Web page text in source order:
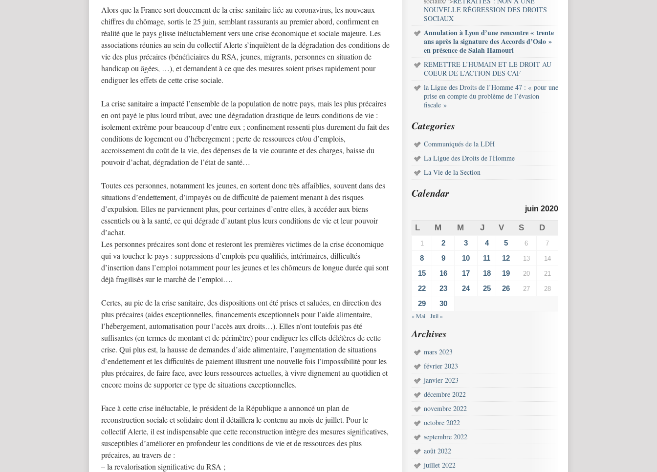
Alors que la France sort doucement de la crise sanitaire liée au coronavirus, les nouveaux
chiffres du chômage, sortis le 25 juin, semblant rassurants au premier abord, confirment en
réalité que le pays glisse inéluctablement vers une crise économique et sociale majeure. Les
associations réunies au sein du collectif Alerte s’inquiètent de la dégradation des conditions de
vie des plus précaires (bénéficiaires du RSA, jeunes, migrants, personnes en situation de
handicap ou âgées, …), et demandent à ce que des mesures soient prises rapidement pour
endiguer les effets de cette crise sociale.
La crise sanitaire a impacté l’ensemble de la population de notre pays, mais les plus précaires
en ont payé le plus lourd tribut, avec une dégradation drastique de leurs conditions de vie :
isolement extrême pour beaucoup d’entre eux ; confinement ressenti plus durement du fait des
conditions de logement ou d’hébergement ; perte de ressources et/ou d’emplois,
accroissement du coût de la vie, des dépenses de la vie courante et des charges, baisse du
pouvoir d’achat, dégradation de l’état de santé…
Toutes ces personnes, notamment les jeunes, en sortent donc très affaiblies, souvent dans des
situations d’endettement, d’impayés ou de difficulté de paiement menant à des risques
d’expulsion. Elles ne parviennent plus, pour certaines d’entre elles, à accéder aux biens
essentiels ou à la santé, ce qui dégrade d’autant plus leurs conditions de vie et leur pouvoir
d’achat.
Les personnes précaires sont donc et resteront les premières victimes de la crise économique
qui va toucher le pays : suppressions d’emplois peu qualifiés, intérimaires, difficultés
d’insertion dans l’emploi notamment pour les jeunes et les chômeurs de longue durée qui sont
déjà fragilisés sur le marché de l’emploi….
Certes, au pic de la crise sanitaire, des dispositions ont été prises et saluées, en direction des
plus précaires (aides exceptionnelles, financements exceptionnels pour l’aide alimentaire,
l’hébergement, automatisation pour l’accès aux droits…). Elles n’ont toutefois pas été
suffisantes (en termes de montant et de périmètre) pour endiguer les effets délétères de cette
crise. Qui plus est, la hausse de demandes d’aide alimentaire, l’augmentation de situations
d’endettement et les difficultés de paiement illustrent une nouvelle fois l’impossibilité pour les
plus précaires, de faire face, avec leurs ressources actuelles, à vivre dignement au quotidien et
encore moins de supporter ce type de situations exceptionnelles.
Face à cette crise inéluctable, le président de la République a annoncé un plan de
reconstruction sociale et solidaire dont il détaillera le contenu au mois de juillet. Pour le
collectif Alerte, il est indispensable que cette reconstruction intègre des mesures significatives,
susceptibles d’améliorer en profondeur les conditions de vie et de ressources des plus
précaires, au travers de :
– la revalorisation significative du RSA ;
NOUVELLE RÉGRESSION DES DROITS
SOCIAUX
Annulation à Lyon d’une rencontre « trente
ans après la signature des Accords d’Oslo »
en présence de Salah Hamouri
REMETTRE L’HUMAIN ET LE DROIT AU
COEUR DE L’ACTION DES CAF
la Ligue des Droits de l’Homme 47 : « pour une
prise en compte du problème de l’évasion
fiscale »
Categories
Communiqués de la LDH
La Ligue des Droits de l'Homme
La Vie de la Section
Calendar
juin 2020
L M M J V S D
1 2 3 4 5 6 7
8 9 10 11 12 13 14
15 16 17 18 19 20 21
22 23 24 25 26 27 28
29 30
« Mai Juil »
Archives
mars 2023
février 2023
janvier 2023
décembre 2022
novembre 2022
octobre 2022
septembre 2022
août 2022
juillet 2022